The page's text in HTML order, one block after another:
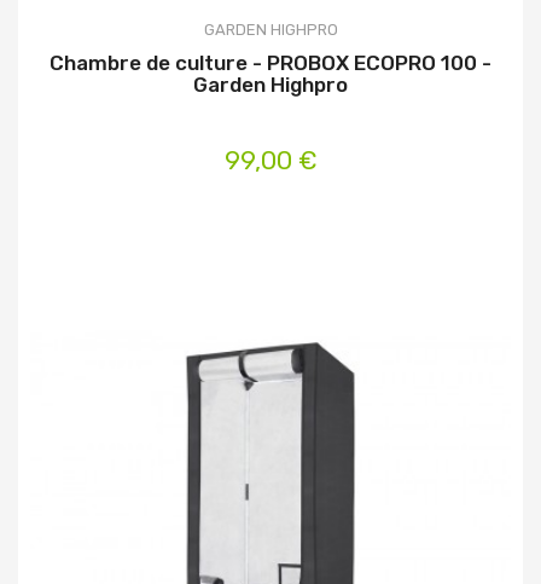
GARDEN HIGHPRO
Chambre de culture - PROBOX ECOPRO 100 -
Garden Highpro
99,00 €